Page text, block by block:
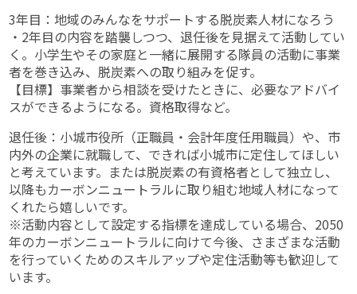
3年目：地域のみんなをサポートする脱炭素人材になろう
・2年目の内容を踏襲しつつ、退任後を見据えて活動してい
く。小学生やその家庭と一緒に展開する隊員の活動に事業
者を巻き込み、脱炭素への取り組みを促す。
【目標】事業者から相談を受けたときに、必要なアドバイ
スができるようになる。資格取得など。
退任後：小城市役所（正職員・会計年度任用職員）や、市
内外の企業に就職して、できれば小城市に定住してほしい
と考えています。または脱炭素の有資格者として独立し、
以降もカーボンニュートラルに取り組む地域人材になって
くれたら嬉しいです。
※活動内容として設定する指標を達成している場合、2050
年のカーボンニュートラルに向けて今後、さまざまな活動
を行っていくためのスキルアップや定住活動等も歓迎して
います。